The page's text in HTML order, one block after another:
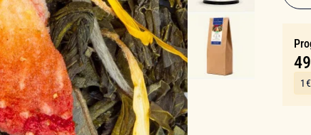
49